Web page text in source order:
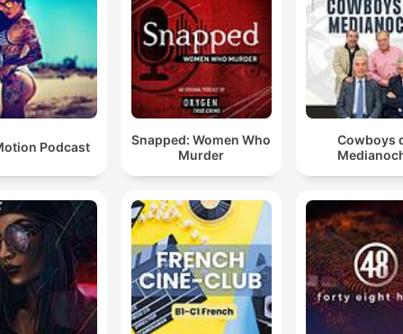
Podcast
Snapped: Women Who
Murder
Cowboys